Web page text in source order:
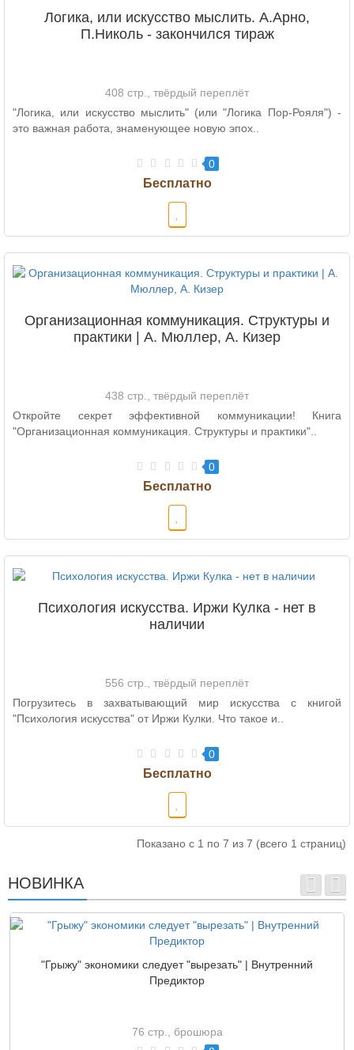
Логика, или искусство мыслить. А.Арно,
П.Николь - закончился тираж
408 стр., твёрдый переплёт
"Логика, или искусство мыслить" (или "Логика Пор-Рояля") -
это важная работа, знаменующее новую эпох..
0
Организационная коммуникация. Структуры и
практики | А. Мюллер, А. Кизер
438 стр., твёрдый переплёт
Откройте секрет эффективной коммуникации! Книга
"Организационная коммуникация. Структуры и практики"..
0
Психология искусства. Иржи Кулка - нет в
наличии
556 стр., твёрдый переплёт
Погрузитесь в захватывающий мир искусства с книгой
"Психология искусства" от Иржи Кулки. Что такое и..
0
Показано с 1 по 7 из 7 (всего 1 страниц)
НОВИНКА
"Грыжу" экономики следует "вырезать" | Внутренний
Предиктор
76 стр., брошюра